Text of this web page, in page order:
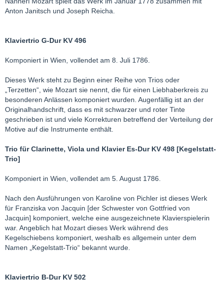
Anton Janitsch und Joseph Reicha.
Klaviertrio G-Dur KV 496
Komponiert in Wien, vollendet am 8. Juli 1786.
Dieses Werk steht zu Beginn einer Reihe von Trios oder
„Terzetten“, wie Mozart sie nennt, die für einen Liebhaberkreis zu
besonderen Anlässen komponiert wurden. Augenfällig ist an der
Originalhandschrift, dass es mit schwarzer und roter Tinte
geschrieben ist und viele Korrekturen betreffend der Verteilung der
Motive auf die Instrumente enthält.
Trio für Clarinette, Viola und Klavier Es-Dur KV 498 [Kegelstatt-
Trio]
Komponiert in Wien, vollendet am 5. August 1786.
Nach den Ausführungen von Karoline von Pichler ist dieses Werk
für Franziska von Jacquin [der Schwester von Gottfried von
Jacquin] komponiert, welche eine ausgezeichnete Klavierspielerin
war. Angeblich hat Mozart dieses Werk während des
Kegelschiebens komponiert, weshalb es allgemein unter dem
Namen „Kegelstatt-Trio“ bekannt wurde.
Klaviertrio B-Dur KV 502